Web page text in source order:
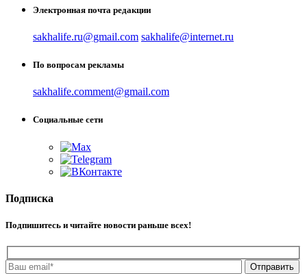
Электронная почта редакции
sakhalife.ru@gmail.com sakhalife@internet.ru
По вопросам рекламы
sakhalife.comment@gmail.com
Социальные сети
Подписка
Подпишитесь и читайте новости раньше всех!
Отправить